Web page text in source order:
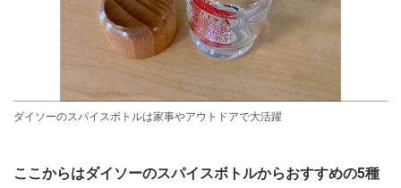
ダイソーのスパイスボトルは家事やアウトドアで大活躍
ここからはダイソーのスパイスボトルからおすすめの5種